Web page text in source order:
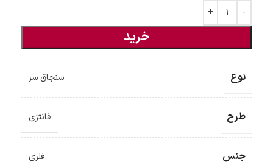
خرید
نوع سنجاق سر
طرح فانتزی
جنس فلزی